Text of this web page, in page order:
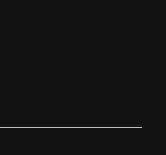
define la seguridad de tu